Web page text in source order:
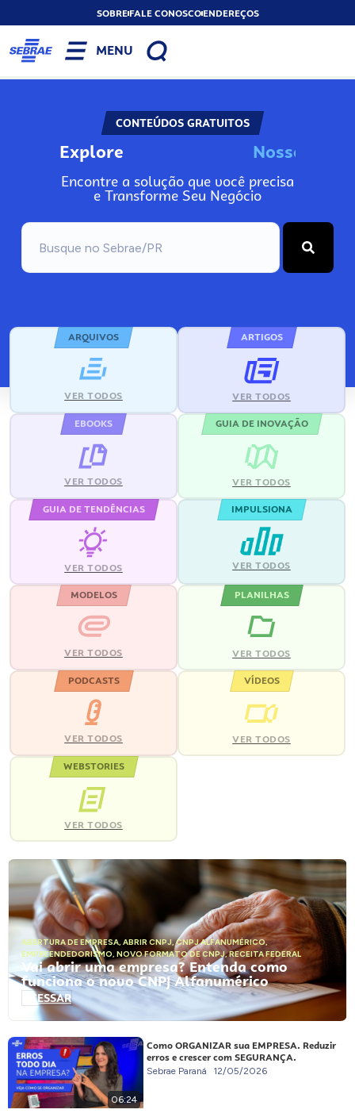
SOBREFALE CONOSCOENDEREÇOS
MENU
CONTEÚDOS GRATUITOS
Explore Nosso
Encontre a solução que você precisa
e Transforme Seu Negócio
ARQUIVOS
VER TODOS
ARTIGOS
VER TODOS
EBOOKS
VER TODOS
GUIA DE INOVAÇÃO
VER TODOS
GUIA DE TENDÊNCIAS
VER TODOS
IMPULSIONA
VER TODOS
MODELOS
VER TODOS
PLANILHAS
VER TODOS
PODCASTS
VER TODOS
VÍDEOS
VER TODOS
WEBSTORIES
VER TODOS
ABERTURA DE EMPRESA, ABRIR CNPJ,CNPJ ALFANUMÉRICO,
EMPREENDEDORISMO, NOVO FORMATO DE CNPJ,RECEITA FEDERAL
Vai abrir uma empresa? Entenda como
funciona o novo CNPJ Alfanumérico
ACESSAR
06:24
Como ORGANIZAR sua EMPRESA. Reduzir
erros e crescer com SEGURANÇA.
Sebrae Paraná 12/05/2026